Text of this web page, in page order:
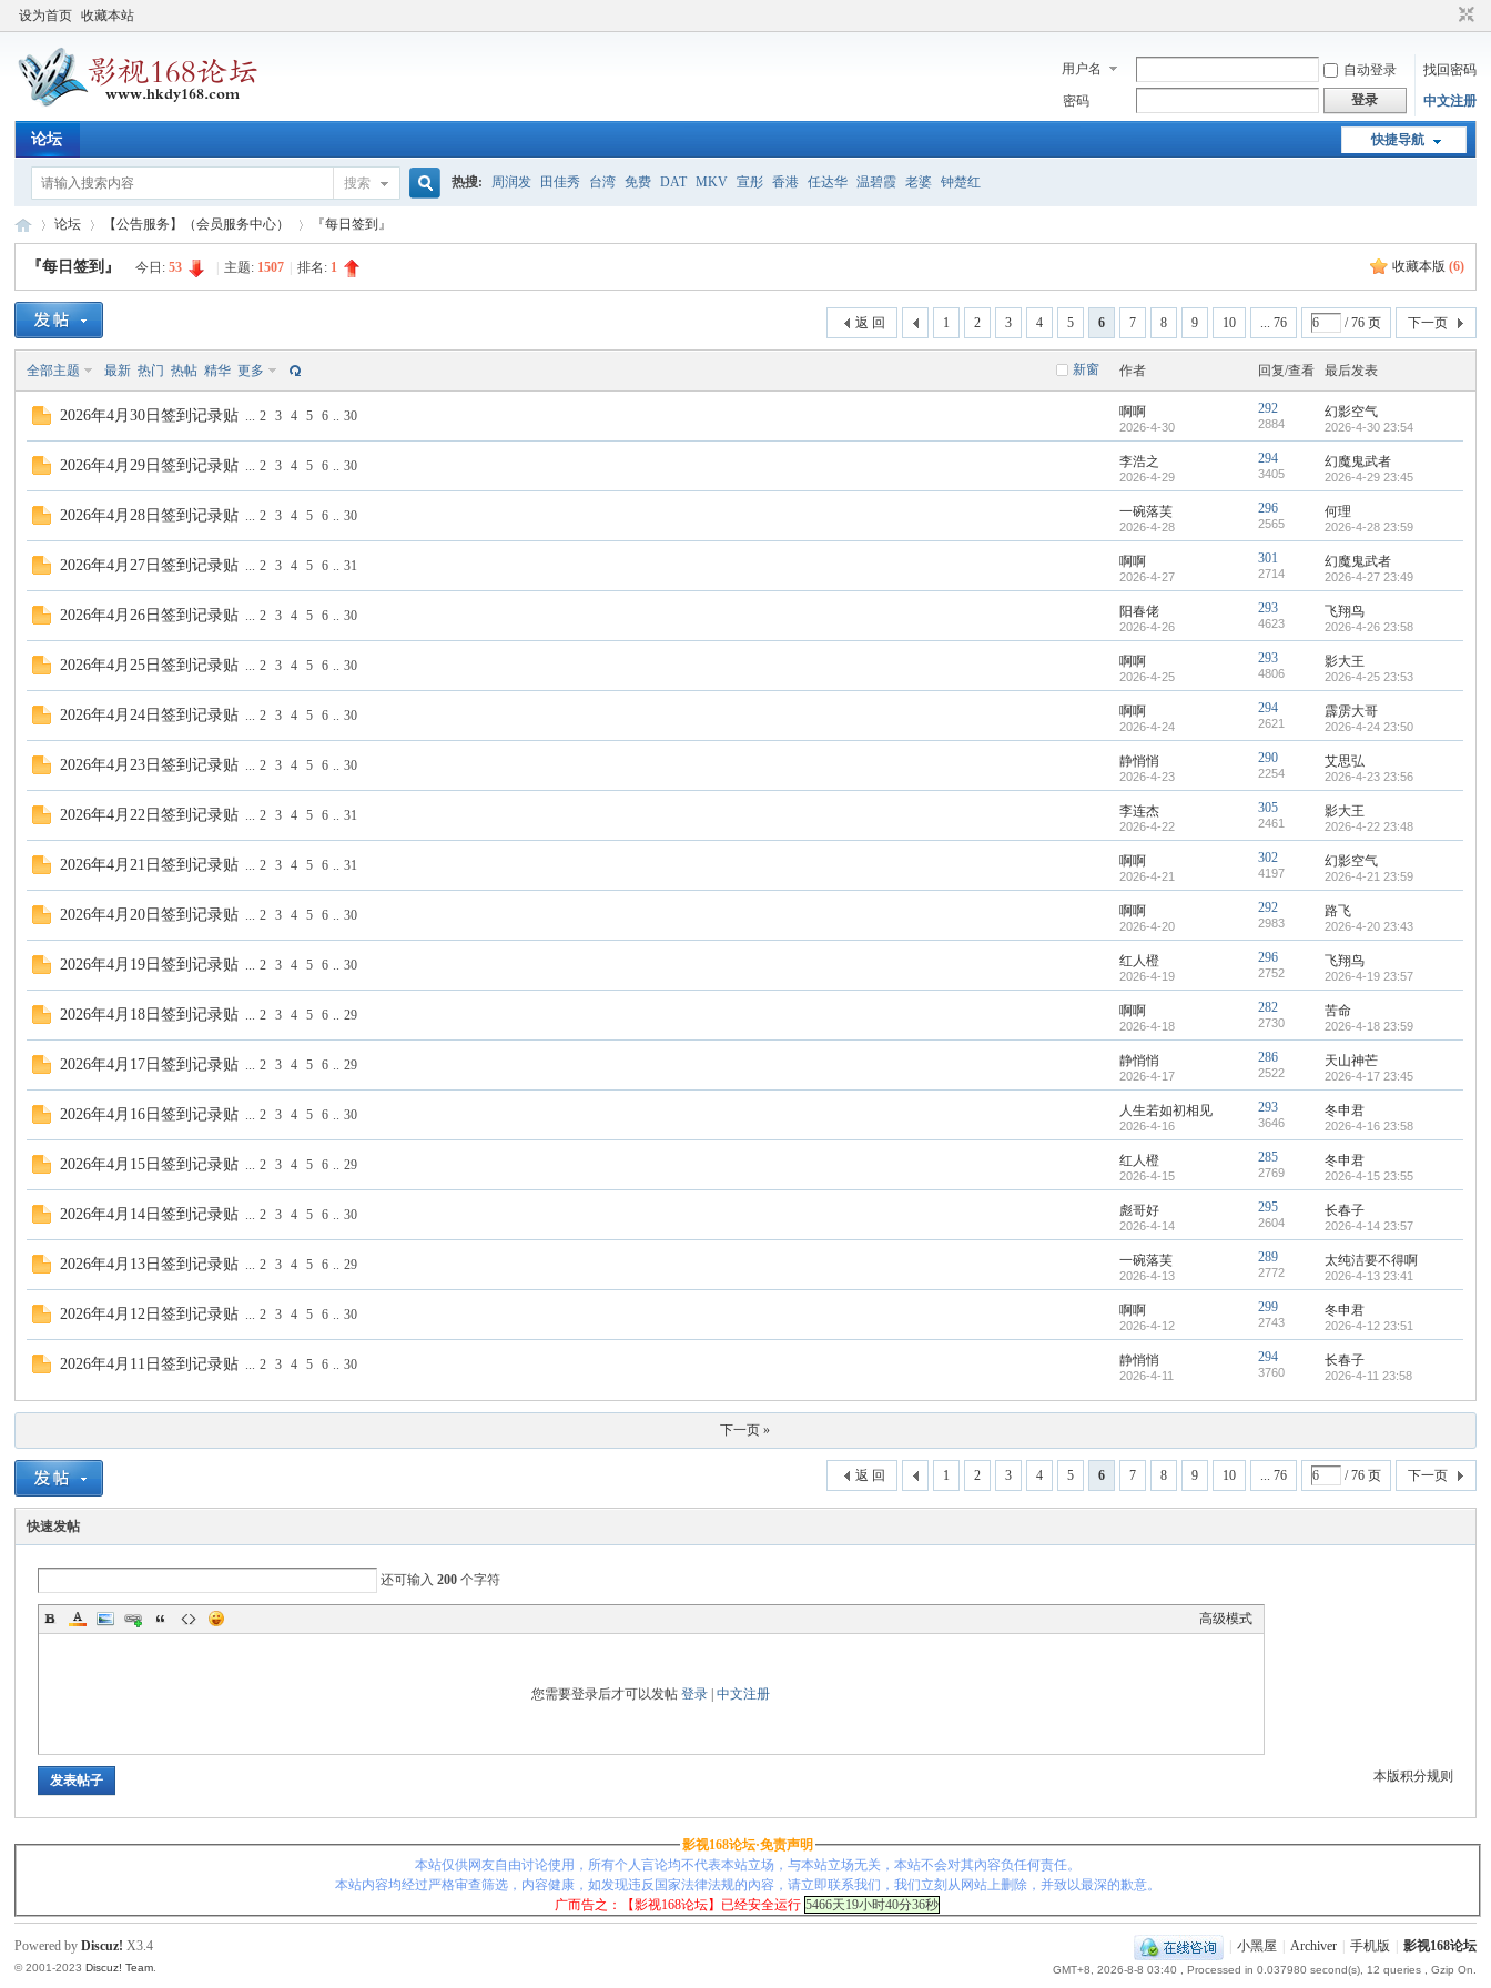
设为首页 收藏本站
用户名 自动登录
找回密码
密码
登录 中文注册
快捷导航
论坛
搜索 热搜: 周润发 田佳秀 台湾 免费 DAT MKV 宣彤 香港 任达华 温碧霞 老婆 钟楚红
视
»
论坛
›
【公告服务】（会员服务中心） 『每日签到』
收藏本版 (6)
『每日签到』 今日:53 主题: 1507 排名: 1
1 2 3 4 5 6 7 8 9 10 ... 76 / 76 页 下一页
返 回
新窗
全部主题 最新 热门 热帖 精华 更多 作者 回复/查看 最后发表
2026年4月30日签到记录贴 ... 2 3 4 5 6 .. 30 啊啊
2026-4-30
292
2884
幻影空气
2026-4-30 23:54
2026年4月29日签到记录贴 ... 2 3 4 5 6 .. 30 李浩之
2026-4-29
294
3405
幻魔鬼武者
2026-4-29 23:45
2026年4月28日签到记录贴 ... 2 3 4 5 6 .. 30 一碗落芙
2026-4-28
296
2565
何理
2026-4-28 23:59
2026年4月27日签到记录贴 ... 2 3 4 5 6 .. 31 啊啊
2026-4-27
301
2714
幻魔鬼武者
2026-4-27 23:49
2026年4月26日签到记录贴 ... 2 3 4 5 6 .. 30 阳春佬
2026-4-26
293
4623
飞翔鸟
2026-4-26 23:58
2026年4月25日签到记录贴 ... 2 3 4 5 6 .. 30 啊啊
2026-4-25
293
4806
影大王
2026-4-25 23:53
2026年4月24日签到记录贴 ... 2 3 4 5 6 .. 30 啊啊
2026-4-24
294
2621
霹雳大哥
2026-4-24 23:50
2026年4月23日签到记录贴 ... 2 3 4 5 6 .. 30 静悄悄
2026-4-23
290
2254
艾思弘
2026-4-23 23:56
2026年4月22日签到记录贴 ... 2 3 4 5 6 .. 31 李连杰
2026-4-22
305
2461
影大王
2026-4-22 23:48
2026年4月21日签到记录贴 ... 2 3 4 5 6 .. 31 啊啊
2026-4-21
302
4197
幻影空气
2026-4-21 23:59
2026年4月20日签到记录贴 ... 2 3 4 5 6 .. 30 啊啊
2026-4-20
292
2983
路飞
2026-4-20 23:43
2026年4月19日签到记录贴 ... 2 3 4 5 6 .. 30 红人橙
2026-4-19
296
2752
飞翔鸟
2026-4-19 23:57
2026年4月18日签到记录贴 ... 2 3 4 5 6 .. 29 啊啊
2026-4-18
282
2730
苦命
2026-4-18 23:59
2026年4月17日签到记录贴 ... 2 3 4 5 6 .. 29 静悄悄
2026-4-17
286
2522
天山神芒
2026-4-17 23:45
2026年4月16日签到记录贴 ... 2 3 4 5 6 .. 30 人生若如初相见
2026-4-16
293
3646
冬申君
2026-4-16 23:58
2026年4月15日签到记录贴 ... 2 3 4 5 6 .. 29 红人橙
2026-4-15
285
2769
冬申君
2026-4-15 23:55
2026年4月14日签到记录贴 ... 2 3 4 5 6 .. 30 彪哥好
2026-4-14
295
2604
长春子
2026-4-14 23:57
2026年4月13日签到记录贴 ... 2 3 4 5 6 .. 29 一碗落芙
2026-4-13
289
2772
太纯洁要不得啊
2026-4-13 23:41
2026年4月12日签到记录贴 ... 2 3 4 5 6 .. 30 啊啊
2026-4-12
299
2743
冬申君
2026-4-12 23:51
2026年4月11日签到记录贴 ... 2 3 4 5 6 .. 30 静悄悄
2026-4-11
294
3760
长春子
2026-4-11 23:58
下一页 »
1 2 3 4 5 6 7 8 9 10 ... 76 / 76 页 下一页
返 回
快速发帖
还可输入200 个字符
高级模式
您需要登录后才可以发帖登录 |中文注册
本版积分规则
发表帖子
影视168论坛·免责声明
本站仅供网友自由讨论使用，所有个人言论均不代表本站立场，与本站立场无关，本站不会对其內容负任何责任。
本站内容均经过严格审查筛选，内容健康，如发现违反国家法律法规的內容，请立即联系我们，我们立刻从网站上删除，并致以最深的歉意。
广而告之：【影视168论坛】已经安全运行 5466天19小时40分36秒
小黑屋 Archiver 手机版 影视168论坛
GMT+8, 2026-8-8 03:40 , Processed in 0.037980 second(s), 12 queries , Gzip On.
Powered byDiscuz! X3.4
© 2001-2023Discuz! Team